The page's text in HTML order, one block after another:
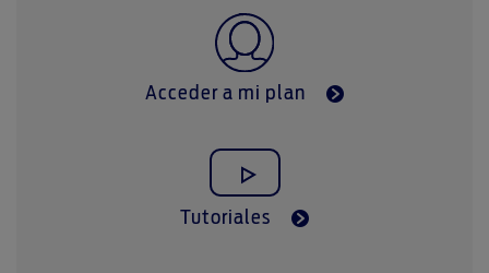
Acceder a mi plan
Tutoriales